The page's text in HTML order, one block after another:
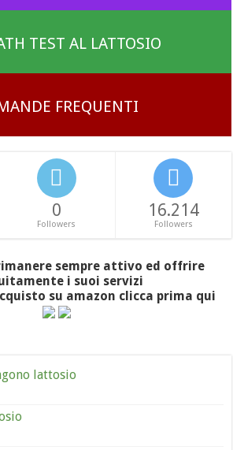
TEST AL LATTOSIO
FREQUENTI
0
Followers
16.214
Followers
sempre attivo ed offrire
i suoi servizi
su amazon clicca prima qui
lattosio